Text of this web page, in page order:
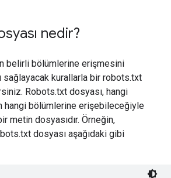
nedir?
belirli bölümlerine erişmesini
sağlayacak kurallarla bir robots.txt
Robots.txt dosyası, hangi
hangi bölümlerine erişebileceğiyle
metin dosyasıdır. Örneğin,
dosyası aşağıdaki gibi